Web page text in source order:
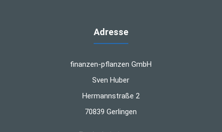
Adresse
finanzen-pflanzen GmbH
Sven Huber
Hermannstraße 2
70839 Gerlingen